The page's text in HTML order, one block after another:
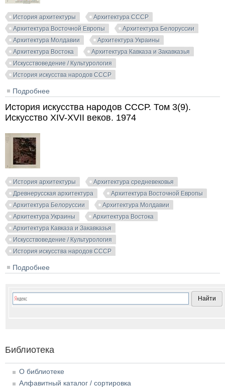
История архитектуры
Архитектура СССР
Архитектура Восточной Европы
Архитектура Белоруссии
Архитектура Молдавии
Архитектура Украины
Архитектура Востока
Архитектура Кавказа и Закавказья
Искусствоведение / Культурология
История искусства народов СССР
Подробнее
социалистической революции до 1941 года. 1972
История искусства народов СССР. Том 3(9).
Искусство XIV-XVII веков. 1974
История архитектуры
Архитектура средневековья
Древнерусская архитектура
Архитектура Восточной Европы
Архитектура Белоруссии
Архитектура Молдавии
Архитектура Украины
Архитектура Востока
Архитектура Кавказа и Закавказья
Искусствоведение / Культурология
История искусства народов СССР
Подробнее
Библиотека
О библиотеке
Алфавитный каталог / сортировка